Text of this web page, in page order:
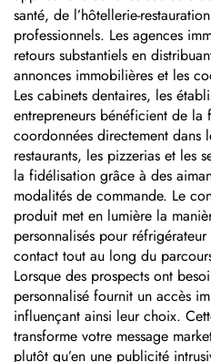
santé, de l’hôtellerie-
professionnels. Les agences
retours substantiels en
annonces immobilières et les
Les cabinets dentaires, les
entrepreneurs bénéficient de la
coordonnées directement dans
restaurants, les pizzerias et les
la fidélisation grâce à des
modalités de commande. Le
produit met en lumière la
personnalisés pour
contact tout au long du
Lorsque des prospects ont
personnalisé fournit un accès
influençant ainsi leur choix.
transforme votre message
plutôt qu’en une publicité